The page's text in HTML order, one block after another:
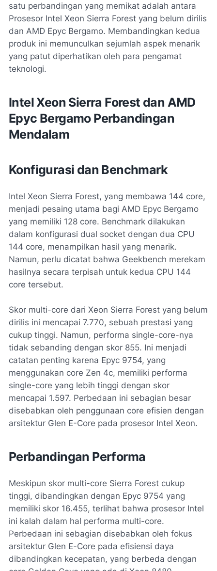
satu perbandingan yang memikat adalah antara
Prosesor Intel Xeon Sierra Forest yang belum dirilis
dan AMD Epyc Bergamo. Membandingkan kedua
produk ini memunculkan sejumlah aspek menarik
yang patut diperhatikan oleh para pengamat
teknologi.
Intel Xeon Sierra Forest dan AMD
Epyc Bergamo Perbandingan
Mendalam
Konfigurasi dan Benchmark
Intel Xeon Sierra Forest, yang membawa 144 core,
menjadi pesaing utama bagi AMD Epyc Bergamo
yang memiliki 128 core. Benchmark dilakukan
dalam konfigurasi dual socket dengan dua CPU
144 core, menampilkan hasil yang menarik.
Namun, perlu dicatat bahwa Geekbench merekam
hasilnya secara terpisah untuk kedua CPU 144
core tersebut.
Skor multi-core dari Xeon Sierra Forest yang belum
dirilis ini mencapai 7.770, sebuah prestasi yang
cukup tinggi. Namun, performa single-core-nya
tidak sebanding dengan skor 855. Ini menjadi
catatan penting karena Epyc 9754, yang
menggunakan core Zen 4c, memiliki performa
single-core yang lebih tinggi dengan skor
mencapai 1.597. Perbedaan ini sebagian besar
disebabkan oleh penggunaan core efisien dengan
arsitektur Glen E-Core pada prosesor Intel Xeon.
Perbandingan Performa
Meskipun skor multi-core Sierra Forest cukup
tinggi, dibandingkan dengan Epyc 9754 yang
memiliki skor 16.455, terlihat bahwa prosesor Intel
ini kalah dalam hal performa multi-core.
Perbedaan ini sebagian disebabkan oleh fokus
arsitektur Glen E-Core pada efisiensi daya
dibandingkan kecepatan, yang berbeda dengan